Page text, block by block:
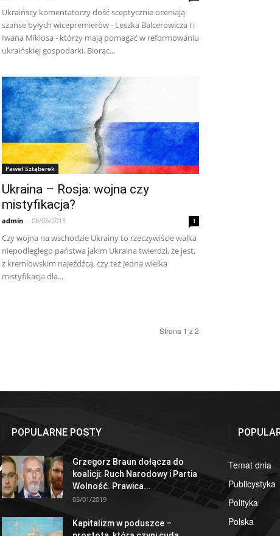
Ukraińscy komentatorzy dość sceptycznie oceniają
szanse byłych wicepremierów - Leszka Balcerowicza i i
Iwana Miklosa - którzy mają pomagać w reformowaniu
ukraińskiej gospodarki. Biorąc...
Paweł Sztąberek
Ukraina – Rosja: wojna czy
mistyfikacja?
admin - 06/06/2015 1
Czy wojna na wschodzie Ukrainy to rzeczywiście walka
niepodległego państwa jakim Ukraina twierdzi, że jest,
z kremlowskim najeźdźcą, czy też jedna wielka
mistyfikacja dla...
Strona 1 z 2
POPULARNE POSTY
Grzegorz Braun dołącza do
koalicji: Ruch Narodowy i Partia
Wolność. Prawica...
05/01/2019
Kapitalizm w poduszce –
Temat dnia
Publicystyka
Polityka
Polska